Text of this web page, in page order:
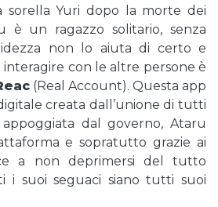
sorella Yuri dopo la morte dei
è un ragazzo solitario, senza
non lo aiuta di certo e
interagire con le altre persone è
(Real Account). Questa app
creata dall’unione di tutti
dal governo, Ataru
e sopratutto grazie ai
a non deprimersi del tutto
i suoi seguaci siano tutti suoi